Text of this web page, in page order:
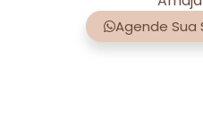
Agende Sua